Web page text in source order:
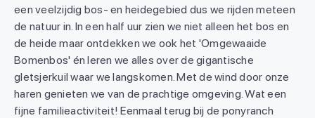
een veelzijdig bos- en heidegebied dus we rijden meteen
de natuur in. In een half uur zien we niet alleen het bos en
de heide maar ontdekken we ook het 'Omgewaaide
Bomenbos' én leren we alles over de gigantische
gletsjerkuil waar we langskomen. Met de wind door onze
haren genieten we van de prachtige omgeving. Wat een
fijne familieactiviteit! Eenmaal terug bij de ponyranch